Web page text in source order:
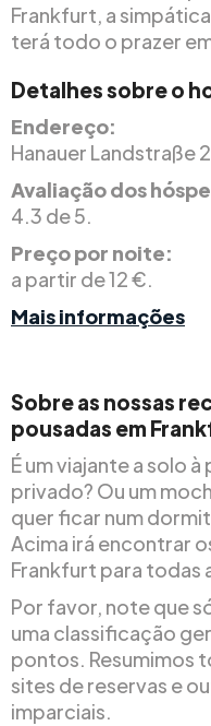
Frankfurt, a
terá todo o prazer
Detalhes sobre o
Endereço:
Hanauer Landstraße
Avaliação dos
4.3 de 5.
Preço por noite:
a partir de 12 €.
Mais informações
Sobre as nossas
pousadas em
É um viajante a solo
privado? Ou um
quer ficar num
Acima irá encontrar
Frankfurt para todas
Por favor, note que
uma classificação
pontos. Resumimos
sites de reservas e
imparciais.